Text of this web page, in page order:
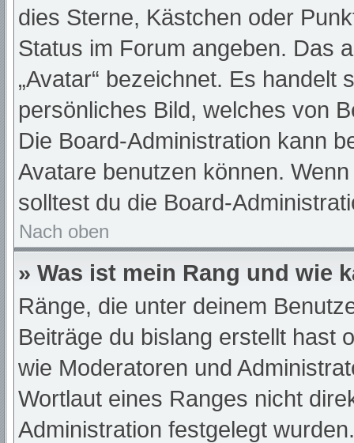
dies Sterne, Kästchen oder
Status im Forum angeben. Das
„Avatar“ bezeichnet. Es handelt
persönliches Bild, welches von
Die Board-Administration kann
Avatare benutzen können.
solltest du die Board-
Nach oben
» Was ist mein Rang und wie
Ränge, die unter deinem
Beiträge du bislang erstellt hast
wie Moderatoren und
Wortlaut eines Ranges nicht
Administration festgelegt